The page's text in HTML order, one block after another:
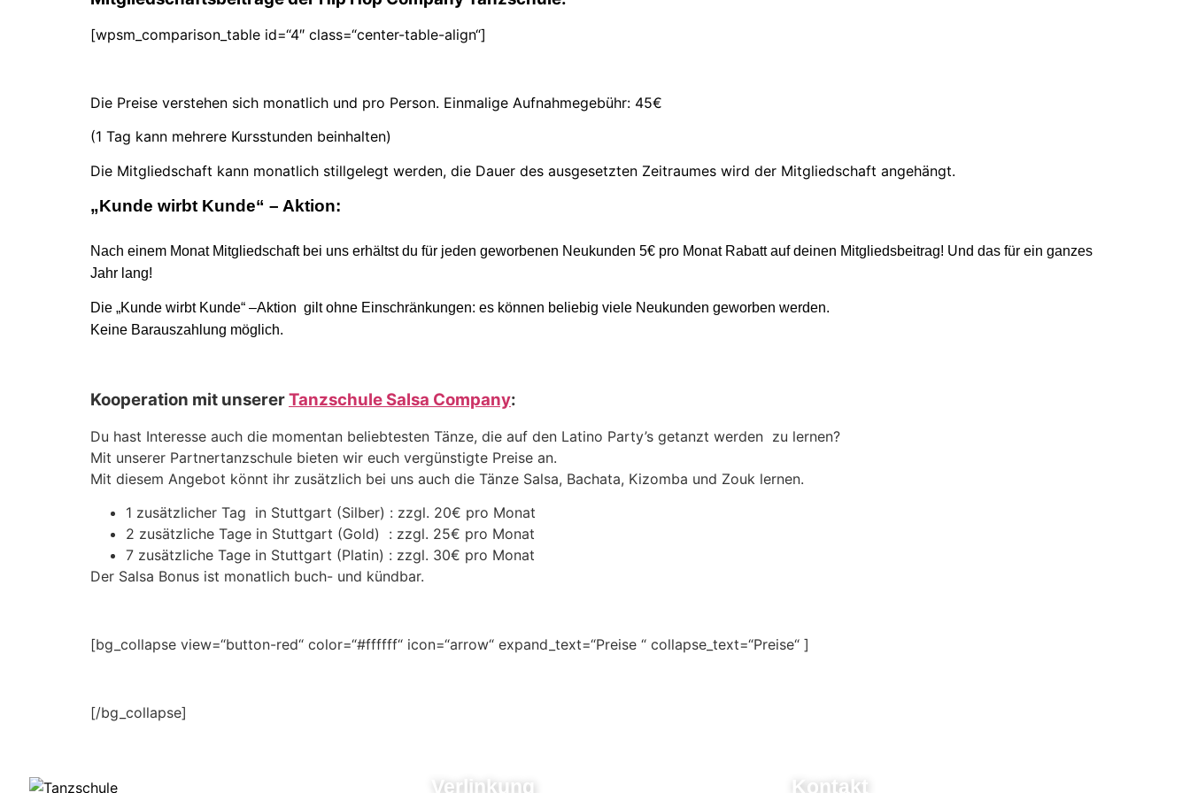
[wpsm_comparison_table id=“4″ class=“center-table-align“]
Die Preise verstehen sich monatlich und pro Person. Einmalige Aufnahmegebühr: 45€
(1 Tag kann mehrere Kursstunden beinhalten)
Die Mitgliedschaft kann monatlich stillgelegt werden, die Dauer des ausgesetzten Zeitraumes wird der Mitgliedschaft angehängt.
„Kunde wirbt Kunde“ – Aktion:
Nach einem Monat Mitgliedschaft bei uns erhältst du für jeden geworbenen Neukunden 5€ pro Monat Rabatt auf deinen Mitgliedsbeitrag! Und das für ein ganzes
Jahr lang!
Die „Kunde wirbt Kunde“ –Aktion gilt ohne Einschränkungen: es können beliebig viele Neukunden geworben werden.
Keine Barauszahlung möglich.
Kooperation mit unsererTanzschule Salsa Company:
Du hast Interesse auch die momentan beliebtesten Tänze, die auf den Latino Party’s getanzt werden zu lernen?
Mit unserer Partnertanzschule bieten wir euch vergünstigte Preise an.
Mit diesem Angebot könnt ihr zusätzlich bei uns auch die Tänze Salsa, Bachata, Kizomba und Zouk lernen.
1 zusätzlicher Tag in Stuttgart (Silber) : zzgl. 20€ pro Monat
2 zusätzliche Tage in Stuttgart (Gold) : zzgl. 25€ pro Monat
7 zusätzliche Tage in Stuttgart (Platin) : zzgl. 30€ pro Monat
Der Salsa Bonus ist monatlich buch- und kündbar.
[bg_collapse view=“button-red“ color=“#ffffff“ icon=“arrow“ expand_text=“Preise “ collapse_text=“Preise“ ]
[/bg_collapse]
Verlinkung Kontakt